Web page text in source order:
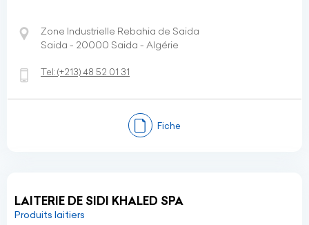
Zone Industrielle Rebahia de Saida
Saida - 20000 Saida - Algérie
Tel:(+213)48 52 01 31
Fiche
LAITERIE DE SIDI KHALED SPA
Produits laitiers